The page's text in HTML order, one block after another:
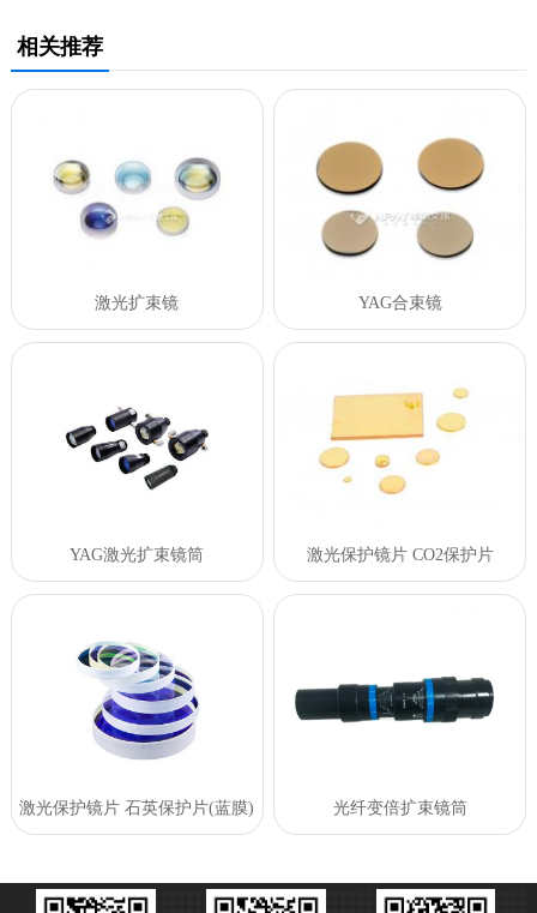
相关推荐
激光扩束镜 YAG合束镜
YAG激光扩束镜筒 激光保护镜片 CO2保护片
激光保护镜片 石英保护片(蓝膜) 光纤变倍扩束镜筒